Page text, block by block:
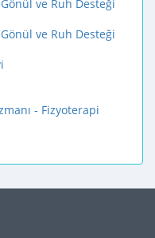
ve Ruh Desteği
ve Ruh Desteği
- Fizyoterapi